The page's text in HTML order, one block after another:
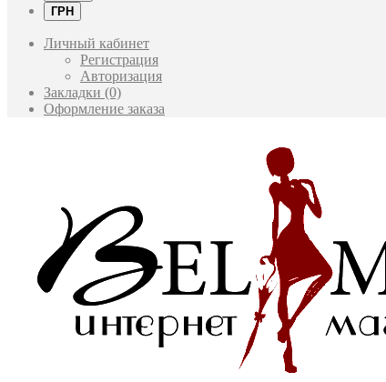
ГРН
Личный кабинет
Регистрация
Авторизация
Закладки (0)
Оформление заказа